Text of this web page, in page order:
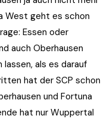
West geht es schon
Essen oder
auch Oberhausen
als es darauf
hat der SCP schon
und Fortuna
hat nur Wuppertal